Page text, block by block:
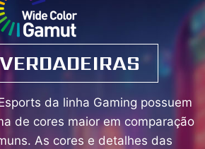
da linha Gaming possuem
de cores maior em comparação
As cores e detalhes das